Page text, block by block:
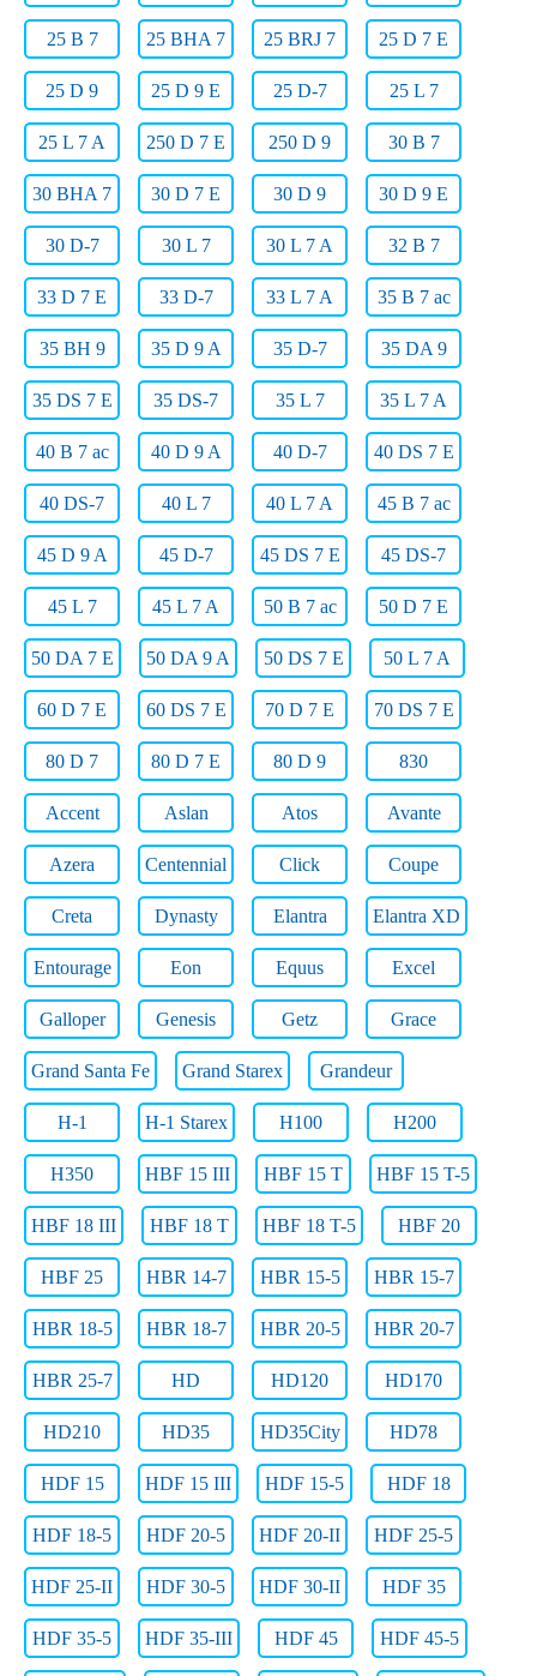
25 B 7 25 BHA 7 25 BRJ 7 25 D 7 E
25 D 9 25 D 9 E 25 D-7 25 L 7
25 L 7 A 250 D 7 E 250 D 9 30 B 7
30 BHA 7 30 D 7 E 30 D 9 30 D 9 E
30 D-7 30 L 7 30 L 7 A 32 B 7
33 D 7 E 33 D-7 33 L 7 A 35 B 7 ac
35 BH 9 35 D 9 A 35 D-7 35 DA 9
35 DS 7 E 35 DS-7 35 L 7 35 L 7 A
40 B 7 ac 40 D 9 A 40 D-7 40 DS 7 E
40 DS-7 40 L 7 40 L 7 A 45 B 7 ac
45 D 9 A 45 D-7 45 DS 7 E 45 DS-7
45 L 7 45 L 7 A 50 B 7 ac 50 D 7 E
50 DA 7 E 50 DA 9 A 50 DS 7 E 50 L 7 A
60 D 7 E 60 DS 7 E 70 D 7 E 70 DS 7 E
80 D 7 80 D 7 E 80 D 9 830
Accent Aslan Atos Avante
Azera Centennial Click Coupe
Creta Dynasty Elantra Elantra XD
Entourage Eon Equus Excel
Galloper Genesis Getz Grace
Grand Santa Fe Grand Starex Grandeur
H-1 H-1 Starex H100 H200
H350 HBF 15 III HBF 15 T HBF 15 T-5
HBF 18 III HBF 18 T HBF 18 T-5 HBF 20
HBF 25 HBR 14-7 HBR 15-5 HBR 15-7
HBR 18-5 HBR 18-7 HBR 20-5 HBR 20-7
HBR 25-7 HD HD120 HD170
HD210 HD35 HD35City HD78
HDF 15 HDF 15 III HDF 15-5 HDF 18
HDF 18-5 HDF 20-5 HDF 20-II HDF 25-5
HDF 25-II HDF 30-5 HDF 30-II HDF 35
HDF 35-5 HDF 35-III HDF 45 HDF 45-5